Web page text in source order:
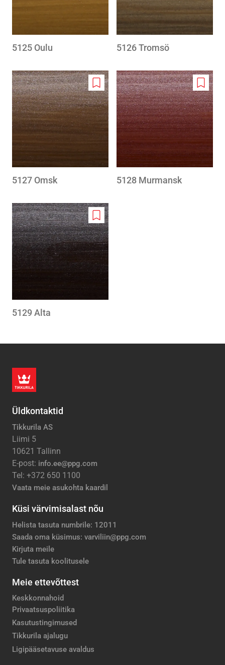
5125 Oulu 5126 Tromsö
Add
to
wishlist
5127 Omsk
Add
to
5128 Murmansk
Add
to
wishlist
5129 Alta
Üldkontaktid
Tikkurila AS
Liimi 5
10621 Tallinn
E-post: info.ee@ppg.com
Tel: +372 650 1100
Vaata meie asukohta kaardil
Küsi värvimisalast nõu
Helista tasuta numbrile: 12011
Saada oma küsimus: varviliin@ppg.com
Kirjuta meile
Tule tasuta koolitusele
Meie ettevõttest
Keskkonnahoid
Privaatsuspoliitika
Kasutustingimused
Tikkurila ajalugu
Ligipääsetavuse avaldus